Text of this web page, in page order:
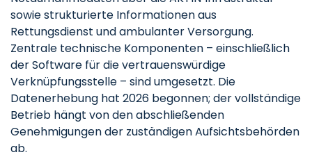
sowie strukturierte Informationen aus
Rettungsdienst und ambulanter Versorgung.
Zentrale technische Komponenten – einschließlich
der Software für die vertrauenswürdige
Verknüpfungsstelle – sind umgesetzt. Die
Datenerhebung hat 2026 begonnen; der vollständige
Betrieb hängt von den abschließenden
Genehmigungen der zuständigen Aufsichtsbehörden
ab.